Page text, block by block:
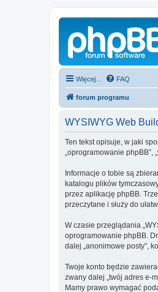
Więcej… FAQ
forum programu
WYSIWYG Web
Ten tekst opisuje, w jaki
„oprogramowanie
Informacje o tobie są
katalogu plików
przez aplikację phpBB.
przeczytane i służy do
W czasie przeglądania
oprogramowanie phpBB.
dalej „anonimowe posty”,
Twoje konto będzie
zwany dalej „twój adres e-
Mamy prawo wymagać